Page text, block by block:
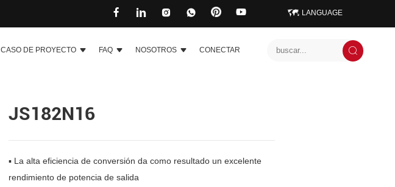
LANGUAGE
CASO DE PROYECTO FAQ NOSOTROS CONECTAR
JS182N16
▪ La alta eficiencia de conversión da como resultado un excelente
rendimiento de potencia de salida